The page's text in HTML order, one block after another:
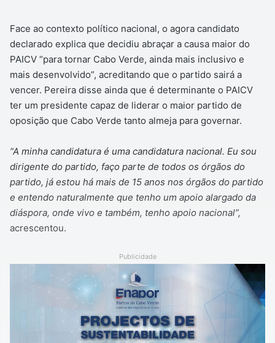
Face ao contexto político nacional, o agora candidato
declarado explica que decidiu abraçar a causa maior do
PAICV “para tornar Cabo Verde, ainda mais inclusivo e
mais desenvolvido”, acreditando que o partido sairá a
vencer. Pereira disse ainda que é determinante o PAICV
ter um presidente capaz de liderar o maior partido de
oposição que Cabo Verde tanto almeja para governar.
“A minha candidatura é uma candidatura nacional. Eu sou
dirigente do partido, faço parte de todos os órgãos do
partido, já estou há mais de 15 anos nos órgãos do partido
e entendo naturalmente que tenho um apoio alargado da
diáspora, onde vivo e também, tenho apoio nacional”,
acrescentou.
Publicidade